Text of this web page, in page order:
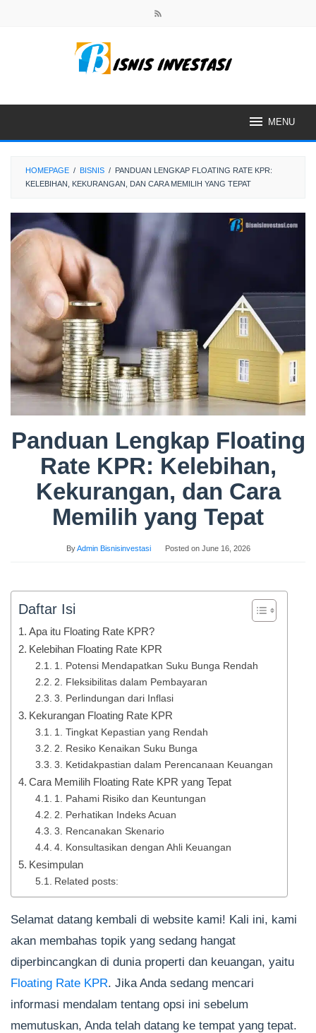
MENU
HOMEPAGE / BISNIS / PANDUAN LENGKAP FLOATING RATE KPR:
KELEBIHAN, KEKURANGAN, DAN CARA MEMILIH YANG TEPAT
Panduan Lengkap Floating
Rate KPR: Kelebihan,
Kekurangan, dan Cara
Memilih yang Tepat
ByAdmin Bisnisinvestasi Posted on June 16, 2026
Daftar Isi
Apa itu Floating Rate KPR?
Kelebihan Floating Rate KPR
1. Potensi Mendapatkan Suku Bunga Rendah
2. Fleksibilitas dalam Pembayaran
3. Perlindungan dari Inflasi
Kekurangan Floating Rate KPR
1. Tingkat Kepastian yang Rendah
2. Resiko Kenaikan Suku Bunga
3. Ketidakpastian dalam Perencanaan Keuangan
Cara Memilih Floating Rate KPR yang Tepat
1. Pahami Risiko dan Keuntungan
2. Perhatikan Indeks Acuan
3. Rencanakan Skenario
4. Konsultasikan dengan Ahli Keuangan
Kesimpulan
Related posts:
Selamat datang kembali di website kami! Kali ini, kami
akan membahas topik yang sedang hangat
diperbincangkan di dunia properti dan keuangan, yaitu
Floating Rate KPR. Jika Anda sedang mencari
informasi mendalam tentang opsi ini sebelum
memutuskan, Anda telah datang ke tempat yang tepat.